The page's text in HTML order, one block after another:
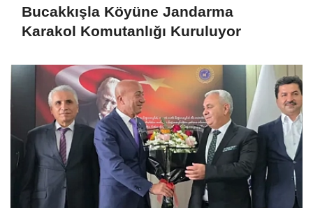
Bucakkışla Köyüne Jandarma
Karakol Komutanlığı Kuruluyor